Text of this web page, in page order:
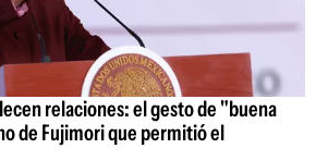
relaciones: el gesto de "buena
de Fujimori que permitió el